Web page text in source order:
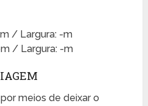
/ Largura: -m
/ Largura: -m
meios de deixar o